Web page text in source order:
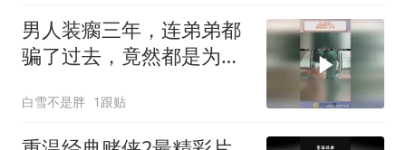
男人装瘸三年，连弟弟都
骗了过去，竟然都是为了
白雪不是胖 1跟贴